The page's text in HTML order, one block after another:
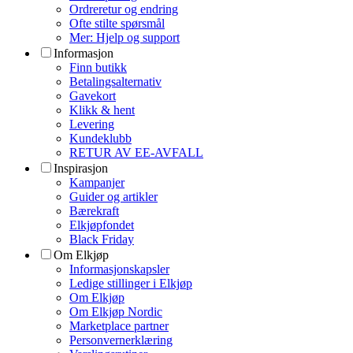
Ordreretur og endring
Ofte stilte spørsmål
Mer: Hjelp og support
Informasjon
Finn butikk
Betalingsalternativ
Gavekort
Klikk & hent
Levering
Kundeklubb
RETUR AV EE-AVFALL
Inspirasjon
Kampanjer
Guider og artikler
Bærekraft
Elkjøpfondet
Black Friday
Om Elkjøp
Informasjonskapsler
Ledige stillinger i Elkjøp
Om Elkjøp
Om Elkjøp Nordic
Marketplace partner
Personvernerklæring